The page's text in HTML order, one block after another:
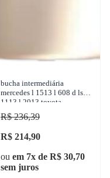
bucha intermediária
mercedes l 1513 l 608 d ls
1113 l 2013 toyota
bandeirante 1950-2001
sulcarbon - sc068-2x
R$ 236,39
R$ 214,90
ou em 7x de R$ 30,70
sem juros